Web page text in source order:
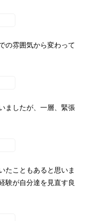
の雰囲気から変わって
ましたが、一層、緊張
たこともあると思いま
験が自分達を見直す良